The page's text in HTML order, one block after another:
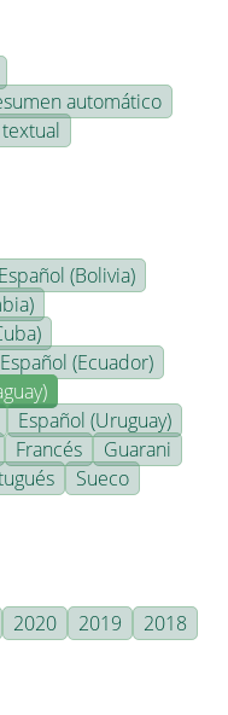
automático
Español (Bolivia)
Español (Ecuador)
Español (Uruguay)
Francés
Guarani
Sueco
2020 2019
2018